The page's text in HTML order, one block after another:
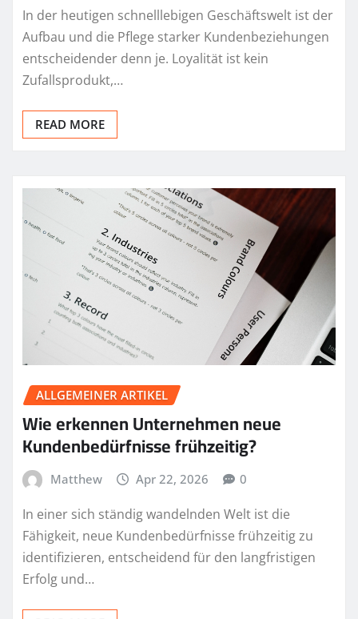
In der heutigen schnelllebigen Geschäftswelt ist der
Aufbau und die Pflege starker Kundenbeziehungen
entscheidender denn je. Loyalität ist kein
Zufallsprodukt,…
READ MORE
ALLGEMEINER ARTIKEL
Wie erkennen Unternehmen neue
Kundenbedürfnisse frühzeitig?
Matthew Apr 22, 2026 0
In einer sich ständig wandelnden Welt ist die
Fähigkeit, neue Kundenbedürfnisse frühzeitig zu
identifizieren, entscheidend für den langfristigen
Erfolg und…